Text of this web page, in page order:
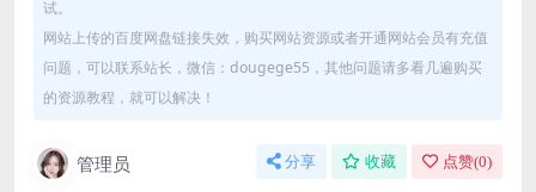
试。
网站上传的百度网盘链接失效，购买网站资源或者开通网站会员有充值
问题，可以联系站长，微信：dougege55，其他问题请多看几遍购买
的资源教程，就可以解决！
管理员 分享 收藏 点赞(0)